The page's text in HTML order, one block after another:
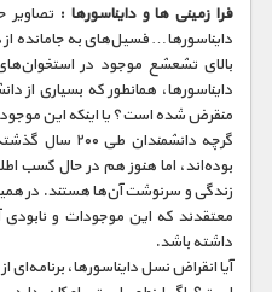
فرا زمینی ها و دایناسورها : تصاویر
دایناسورها… فسیل‌های به جامانده
بالای تشعشع موجود در
دایناسورها، همانطور که بسیاری از
منقرض شده است؟ یا اینکه این
گرچه
بوده‌اند، اما هنوز هم در حال کسب
زندگی و سرنوشت آن‌ها هستند. در
معتقدند که این موجودات و
داشته باشد.
آیا انقراض نسل دایناسورها،